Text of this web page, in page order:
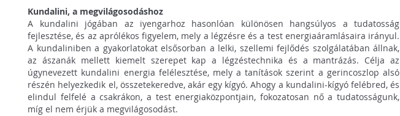
Kundalini, a megvilágosodáshoz
A kundalini jógában az iyengarhoz hasonlóan különösen hangsúlyos a tudatosság
fejlesztése, és az aprólékos figyelem, mely a légzésre és a test energiaáramlásaira irányul.
A kundaliniben a gyakorlatokat elsősorban a lelki, szellemi fejlődés szolgálatában állnak,
az ászanák mellett kiemelt szerepet kap a légzéstechnika és a mantrázás. Célja az
úgynevezett kundalini energia felélesztése, mely a tanítások szerint a gerincoszlop alsó
részén helyezkedik el, összetekeredve, akár egy kígyó. Ahogy a kundalini-kígyó felébred, és
elindul felfelé a csakrákon, a test energiaközpontjain, fokozatosan nő a tudatosságunk,
míg el nem érjük a megvilágosodást.